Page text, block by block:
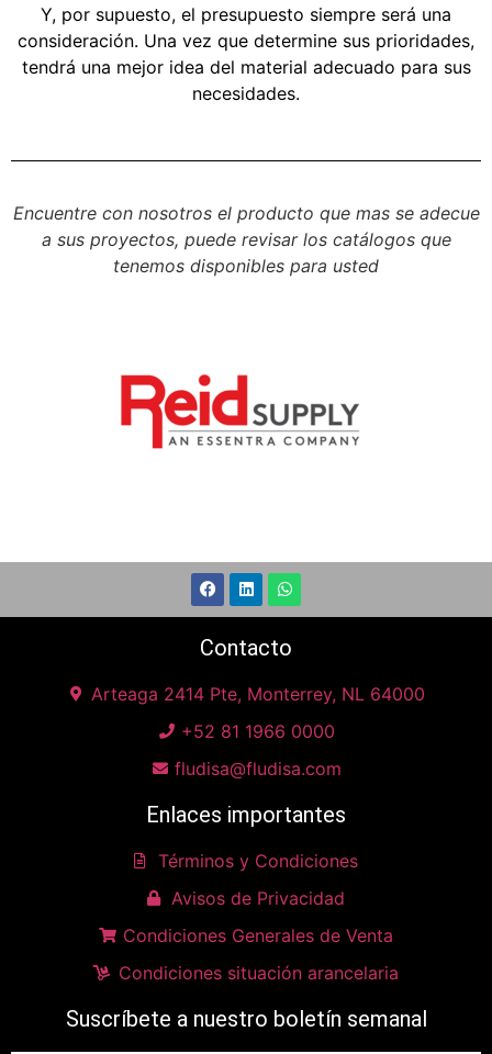
Y, por supuesto, el presupuesto siempre será una
consideración. Una vez que determine sus prioridades,
tendrá una mejor idea del material adecuado para sus
necesidades.
Encuentre con nosotros el producto que mas se adecue
a sus proyectos, puede revisar los catálogos que
tenemos disponibles para usted
Contacto
Arteaga 2414 Pte, Monterrey, NL 64000
+52 81 1966 0000
fludisa@fludisa.com
Enlaces importantes
Términos y Condiciones
Avisos de Privacidad
Condiciones Generales de Venta
Condiciones situación arancelaria
Suscríbete a nuestro boletín semanal